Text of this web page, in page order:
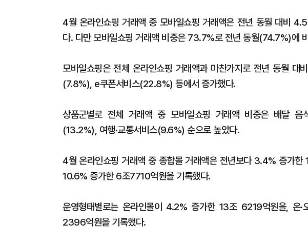
4월 온라인쇼핑 거래액 중 모바일쇼핑 거래액은 전년 동월 대비
다. 다만 모바일쇼핑 거래액 비중은 73.7%로 전년 동월(74.7%)에
모바일쇼핑은 전체 온라인쇼핑 거래액과 마찬가지로 전년 동월 대
(7.8%), e쿠폰서비스(22.8%) 등에서 증가했다.
상품군별로 전체 거래액 중 모바일쇼핑 거래액 비중은 배달 음
(13.2%), 여행·교통서비스(9.6%) 순으로 높았다.
4월 온라인쇼핑 거래액 중 종합몰 거래액은 전년보다 3.4% 증가한
10.6% 증가한 6조7710억원을 기록했다.
운영형태별로는 온라인몰이 4.2% 증가한 13조 6219억원을, 온
2396억원을 기록했다.